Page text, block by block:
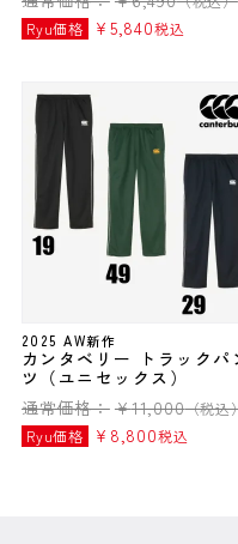
Ryu価格
¥ 5,840税込
2025 AW新作
カンタベリー トラックパ
ツ（ユニセックス）
通常価格： ¥11,000（税込
Ryu価格
¥ 8,800税込